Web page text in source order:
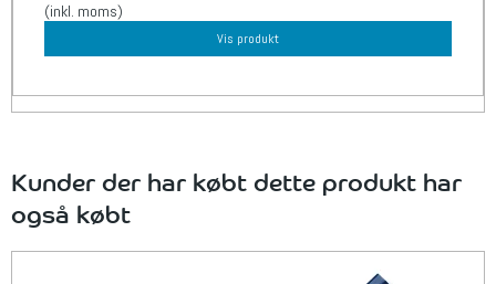
(inkl. moms)
Vis produkt
Kunder der har købt dette produkt har
også købt